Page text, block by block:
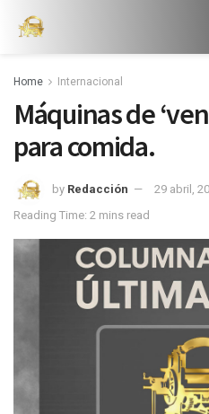
Home Internacional
Máquinas de
para comida.
by Redacción
29 abril,
Reading Time: 2 mins read